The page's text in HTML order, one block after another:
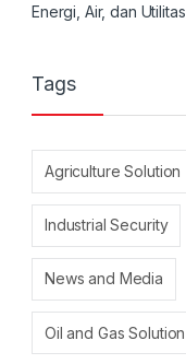
Energi, Air, dan Utilitas
Tags
Agriculture Solution
Industrial Security
News and Media
Oil and Gas Solution